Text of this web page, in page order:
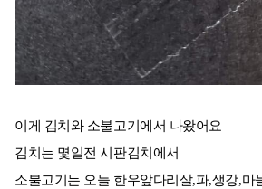
이게 김치와 소불고기에서 나왔어요
김치는 몇일전 시판김치에서
소불고기는 오늘 한우앞다리살,파,생강,마